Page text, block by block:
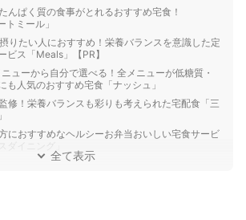
んぱく質の食事がとれるおすすめ宅食！
トミール」
りたい人におすすめ！栄養バランスを意識した定
ビス「Meals」【PR】
ューから自分で選べる！全メニューが低糖質・
も人気のおすすめ宅食「ナッシュ」
修！栄養バランスも彩りも考えられた宅配食「三
におすすめなヘルシーお弁当おいしい宅食サービ
全て表示